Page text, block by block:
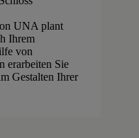
UNA plant
Ihrem
von
erarbeiten Sie
Gestalten Ihrer